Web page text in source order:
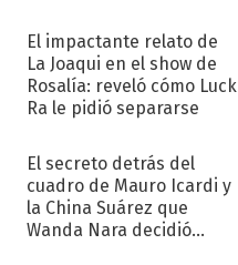
El impactante relato de
La Joaqui en el show de
Rosalía: reveló cómo Luck
Ra le pidió separarse
El secreto detrás del
cuadro de Mauro Icardi y
la China Suárez que
Wanda Nara decidió